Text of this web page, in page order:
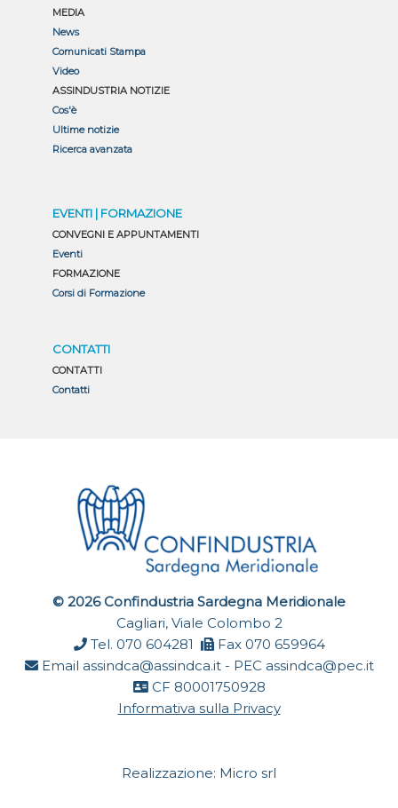
MEDIA
News
Comunicati Stampa
Video
ASSINDUSTRIA NOTIZIE
Cos'è
Ultime notizie
Ricerca avanzata
EVENTI | FORMAZIONE
CONVEGNI E APPUNTAMENTI
Eventi
FORMAZIONE
Corsi di Formazione
CONTATTI
CONTATTI
Contatti
© 2026 Confindustria Sardegna Meridionale
Cagliari, Viale Colombo 2
Tel. 070 604281
Fax 070 659964
Email assindca@assindca.it- PEC assindca@pec.it
CF 80001750928
Informativa sulla Privacy
Realizzazione: Micro srl